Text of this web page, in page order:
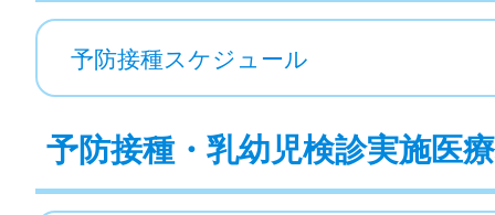
予防接種スケジュール
予防接種・乳幼児検診実施医